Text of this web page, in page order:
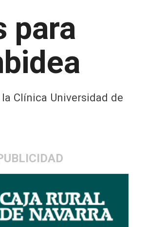
para
Clínica Universidad de